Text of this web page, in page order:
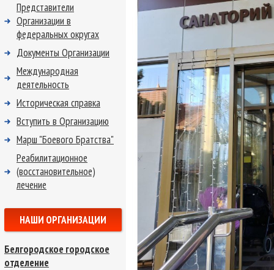
Представители
Организации в
федеральных округах
Документы Организации
Международная
деятельность
Историческая справка
Вступить в Организацию
Марш "Боевого Братства"
Реабилитационное
(восстановительное)
лечение
НАШИ ОРГАНИЗАЦИИ
Белгородское городское
отделение